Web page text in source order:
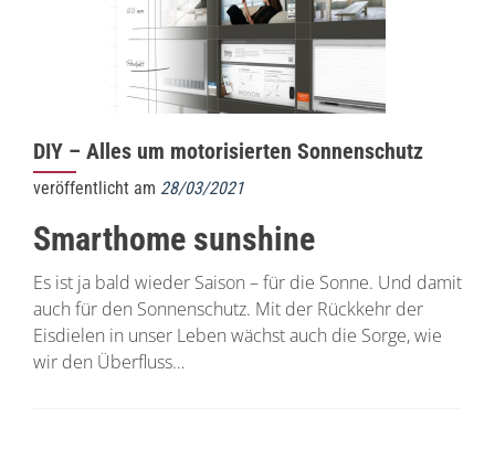
DIY – Alles um motorisierten Sonnenschutz
veröffentlicht am 28/03/2021
Smarthome sunshine
Es ist ja bald wieder Saison – für die Sonne. Und damit
auch für den Sonnenschutz. Mit der Rückkehr der
Eisdielen in unser Leben wächst auch die Sorge, wie
wir den Überfluss…